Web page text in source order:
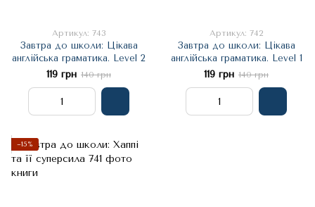
Артикул: 743
Завтра до школи: Цікава
англійська граматика. Level 2
119 грн 140 грн
Артикул: 742
Завтра до школи: Цікава
англійська граматика. Level 1
119 грн 140 грн
−15%